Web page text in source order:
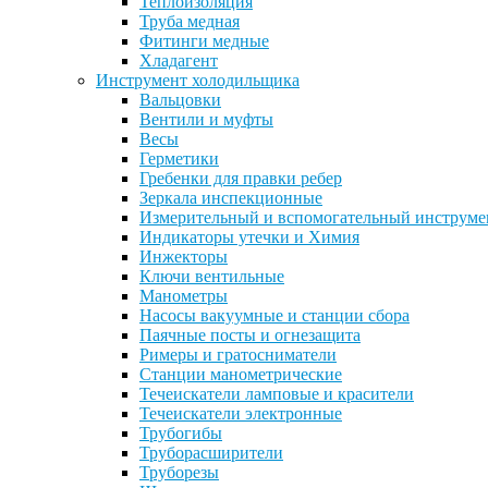
Труба медная
Фитинги медные
Хладагент
Инструмент холодильщика
Вальцовки
Вентили и муфты
Весы
Герметики
Гребенки для правки ребер
Зеркала инспекционные
Измерительный и вспомогательный
Индикаторы утечки и Химия
Инжекторы
Ключи вентильные
Манометры
Насосы вакуумные и станции сбора
Паячные посты и огнезащита
Римеры и гратосниматели
Станции манометрические
Течеискатели ламповые и красители
Течеискатели электронные
Трубогибы
Труборасширители
Труборезы